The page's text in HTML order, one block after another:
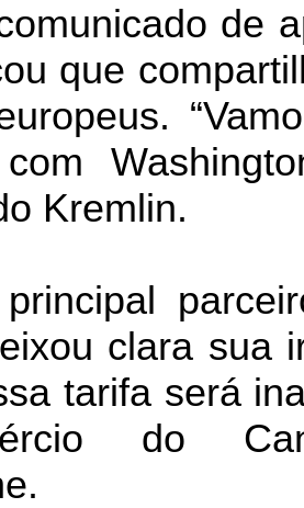
de
que
Kremlin.
clara sua
tarifa será
do